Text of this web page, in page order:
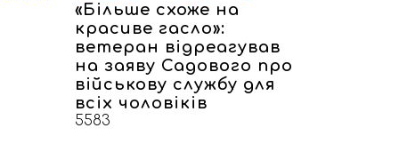
«Більше схоже на
красиве гасло»:
ветеран відреагував
на заяву Садового про
військову службу для
всіх чоловіків
5583